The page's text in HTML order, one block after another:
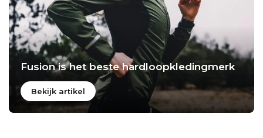
Fusion is het beste hardloopkledingmerk
Bekijk artikel